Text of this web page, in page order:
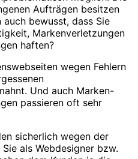
Aufträgen besitzen
bewusst, dass Sie
Markenverletzungen
haften?
wegen Fehlern
Und auch Marken-
passieren oft sehr
sicherlich wegen der
als Webdesigner bzw.